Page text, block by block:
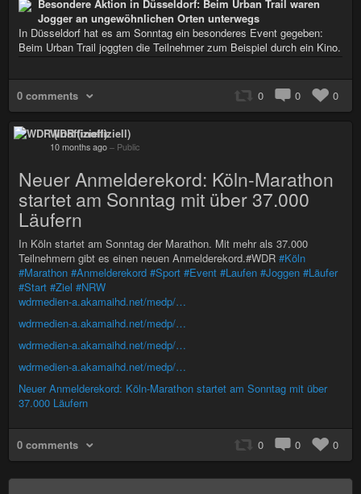
Besondere Aktion in Düsseldorf: Beim Urban Trail waren
Jogger an ungewöhnlichen Orten unterwegs
In Düsseldorf hat es am Sonntag ein besonderes Event gegeben:
Beim Urban Trail joggten die Teilnehmer zum Beispiel durch ein Kino.
0 comments 0 0 0
WDR (inoffiziell)
10 months ago – Public
Neuer Anmelderekord: Köln-Marathon
startet am Sonntag mit über 37.000
Läufern
In Köln startet am Sonntag der Marathon. Mit mehr als 37.000
Teilnehmern gibt es einen neuen Anmelderekord.#WDR #Köln
#Marathon #Anmelderekord #Sport #Event #Laufen #Joggen #Läufer
#Start #Ziel #NRW
wdrmedien-a.akamaihd.net/medp/…
wdrmedien-a.akamaihd.net/medp/…
wdrmedien-a.akamaihd.net/medp/…
wdrmedien-a.akamaihd.net/medp/…
Neuer Anmelderekord: Köln-Marathon startet am Sonntag mit über
37.000 Läufern
0 comments 0 0 0